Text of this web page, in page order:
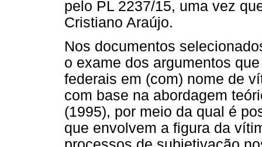
pelo PL 2237/15, uma vez
Cristiano Araújo.
Nos documentos
o exame dos argumentos
federais em (com) nome de
com base na abordagem
(1995), por meio da qual é
que envolvem a figura da